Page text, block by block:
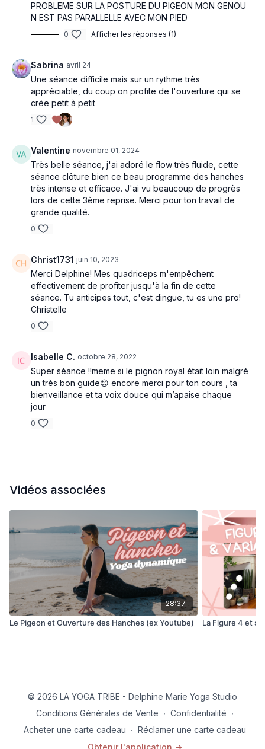
PROBLEME SUR LA POSTURE DU PIGEON MON GENOU
N EST PAS PARALLELLE AVEC MON PIED
0 Afficher les réponses (1)
Sabrina avril 24
Une séance difficile mais sur un rythme très
appréciable, du coup on profite de l'ouverture qui se
crée petit à petit
1
Valentine novembre 01, 2024
Très belle séance, j'ai adoré le flow très fluide, cette
séance clôture bien ce beau programme des hanches
très intense et efficace. J'ai vu beaucoup de progrès
lors de cette 3ème reprise. Merci pour ton travail de
grande qualité.
0
Christ1731 juin 10, 2023
Merci Delphine! Mes quadriceps m'empêchent
effectivement de profiter jusqu'à la fin de cette
séance. Tu anticipes tout, c'est dingue, tu es une pro!
Christelle
0
Isabelle C. octobre 28, 2022
Super séance !!meme si le pignon royal était loin malgré
un très bon guide😊 encore merci pour ton cours , ta
bienveillance et ta voix douce qui m’apaise chaque
jour
0
Vidéos associées
28:37
Le Pigeon et Ouverture des Hanches (ex Youtube) La Figure 4 et
© 2026 LA YOGA TRIBE - Delphine Marie Yoga Studio
Conditions Générales de Vente ∙ Confidentialité ∙
Acheter une carte cadeau ∙ Réclamer une carte cadeau